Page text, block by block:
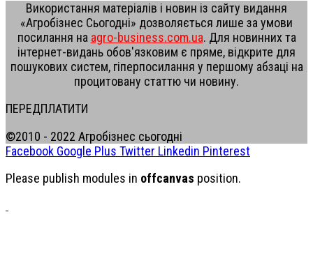
Використання матеріалів і новин із сайту видання
«Агробізнес Сьогодні» дозволяється лише за умови
посилання на agro-business.com.ua. Для новинних та
інтернет-видань обов'язковим є пряме, відкрите для
пошукових систем, гіперпосилання у першому абзаці на
процитовану статтю чи новину.
ПЕРЕДПЛАТИТИ
©2010 - 2022 Агробізнес сьогодні
Facebook Google Plus Twitter Linkedin Pinterest
Please publish modules in offcanvas position.